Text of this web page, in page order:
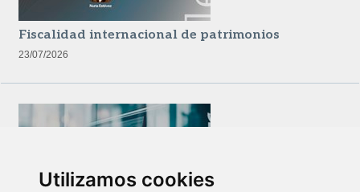
Utilizamos cookies
Fiscalidad internacional de patrimonios
23/07/2026